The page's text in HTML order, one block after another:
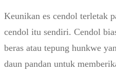
Keunikan es cendol terletak
cendol itu sendiri. Cendol
beras atau tepung hunkwe
daun pandan untuk